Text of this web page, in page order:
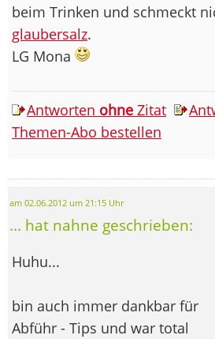
beim Trinken und schmeckt
glaubersalz.
LG Mona
Antworten ohne Zitat
Themen-Abo bestellen
am 02.06.2012 um 21:15 Uhr
... hat nahne geschrieben:
Huhu...
bin auch immer dankbar für
Abführ - Tips und war total